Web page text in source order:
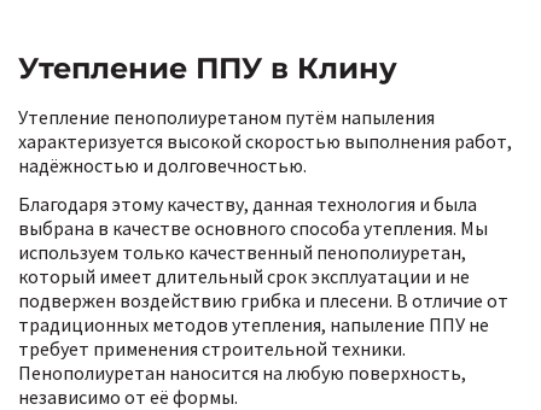
Утепление ППУ в Клину
Утепление пенополиуретаном путём напыления
характеризуется высокой скоростью выполнения работ,
надёжностью и долговечностью.
Благодаря этому качеству, данная технология и была
выбрана в качестве основного способа утепления. Мы
используем только качественный пенополиуретан,
который имеет длительный срок эксплуатации и не
подвержен воздействию грибка и плесени. В отличие от
традиционных методов утепления, напыление ППУ не
требует применения строительной техники.
Пенополиуретан наносится на любую поверхность,
независимо от её формы.